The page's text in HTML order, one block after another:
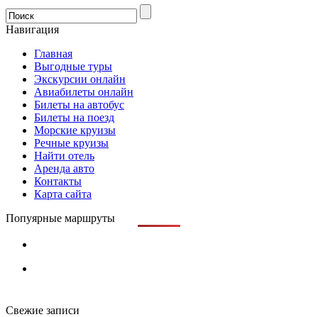
Навигация
Главная
Выгодные туры
Экскурсии онлайн
Авиабилеты онлайн
Билеты на автобус
Билеты на поезд
Морские круизы
Речные круизы
Найти отель
Аренда авто
Контакты
Карта сайта
Попуярные маршруты
Свежие записи